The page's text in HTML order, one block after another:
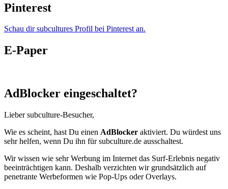
Pinterest
Schau dir subcultures Profil bei Pinterest an.
E-Paper
AdBlocker eingeschaltet?
Lieber subculture-Besucher,
Wie es scheint, hast Du einen AdBlocker aktiviert. Du würdest uns
sehr helfen, wenn Du ihn für subculture.de ausschaltest.
Wir wissen wie sehr Werbung im Internet das Surf-Erlebnis negativ
beeinträchtigen kann. Deshalb verzichten wir grundsätzlich auf
penetrante Werbeformen wie Pop-Ups oder Overlays.